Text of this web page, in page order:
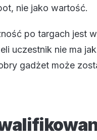
nie jako wartość.
po targach jest
uczestnik nie ma
gadżet może